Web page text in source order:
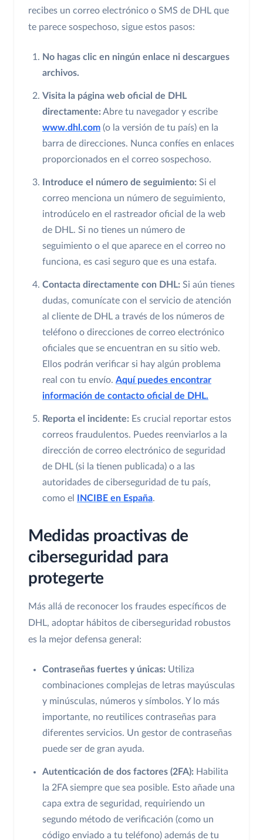
recibes un correo electrónico o SMS de DHL que
te parece sospechoso, sigue estos pasos:
No hagas clic en ningún enlace ni descargues
archivos.
Visita la página web oficial de DHL
directamente:Abre tu navegador y escribe
www.dhl.com (o la versión de tu país) en la
barra de direcciones. Nunca confíes en enlaces
proporcionados en el correo sospechoso.
Introduce el número de seguimiento: Si el
correo menciona un número de seguimiento,
introdúcelo en el rastreador oficial de la web
de DHL. Si no tienes un número de
seguimiento o el que aparece en el correo no
funciona, es casi seguro que es una estafa.
Contacta directamente con DHL: Si aún tienes
dudas, comunícate con el servicio de atención
al cliente de DHL a través de los números de
teléfono o direcciones de correo electrónico
oficiales que se encuentran en su sitio web.
Ellos podrán verificar si hay algún problema
real con tu envío. Aquí puedes encontrar
información de contacto oficial de DHL.
Reporta el incidente: Es crucial reportar estos
correos fraudulentos. Puedes reenviarlos a la
dirección de correo electrónico de seguridad
de DHL (si la tienen publicada) o a las
autoridades de ciberseguridad de tu país,
como el
INCIBE en España.
Medidas proactivas de
ciberseguridad para
protegerte
Más allá de reconocer los fraudes específicos de
DHL, adoptar hábitos de ciberseguridad robustos
es la mejor defensa general:
Contraseñas fuertes y únicas: Utiliza
combinaciones complejas de letras mayúsculas
y minúsculas, números y símbolos. Y lo más
importante, no reutilices contraseñas para
diferentes servicios. Un gestor de contraseñas
puede ser de gran ayuda.
Autenticación de dos factores (2FA): Habilita
la 2FA siempre que sea posible. Esto añade una
capa extra de seguridad, requiriendo un
segundo método de verificación (como un
código enviado a tu teléfono) además de tu